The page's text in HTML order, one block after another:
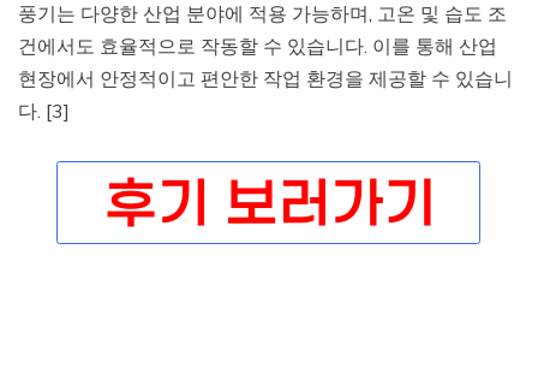
풍기는 다양한 산업 분야에 적용 가능하며, 고온 및 습도 조
건에서도 효율적으로 작동할 수 있습니다. 이를 통해 산업
현장에서 안정적이고 편안한 작업 환경을 제공할 수 있습니
다. [3]